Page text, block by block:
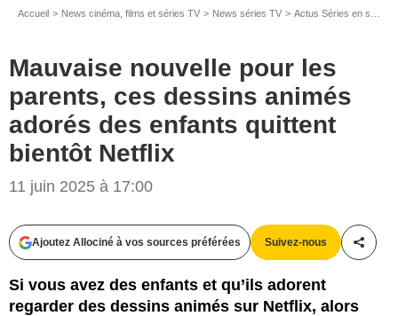
Accueil News cinéma, films et séries TV News séries TV Actus Séries en streaming
Mauvaise nouvelle pour les
parents, ces dessins animés
adorés des enfants quittent
bientôt Netflix
11 juin 2025 à 17:00
Ajoutez Allociné à vos sources préférées Suivez-nous
Si vous avez des enfants et qu’ils adorent
regarder des dessins animés sur Netflix, alors